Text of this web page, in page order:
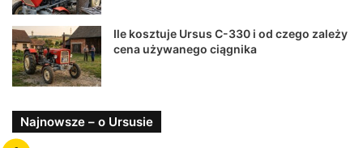
Ile kosztuje Ursus C-330 i od czego zależy
cena używanego ciągnika
Najnowsze – o Ursusie